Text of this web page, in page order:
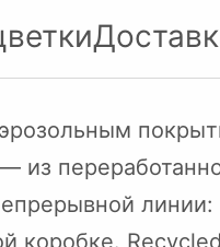
— из
коробке.